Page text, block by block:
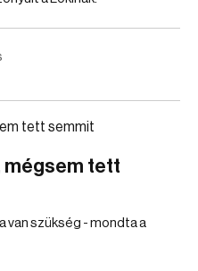
mégsem tett
van szükség - mondta a